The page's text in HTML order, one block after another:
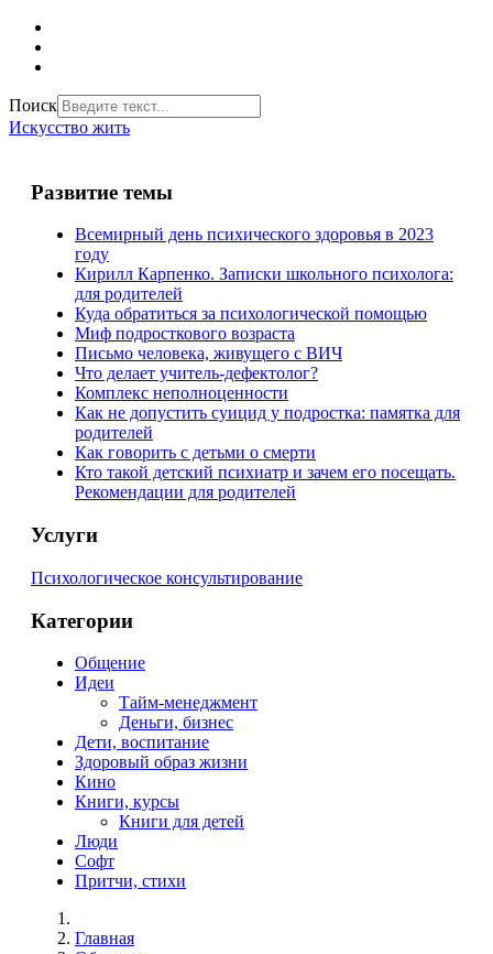
Поиск
Искусство жить
Развитие темы
Всемирный день психического здоровья в 2023
году
Кирилл Карпенко. Записки школьного психолога:
для родителей
Куда обратиться за психологической помощью
Миф подросткового возраста
Письмо человека, живущего с ВИЧ
Что делает учитель-дефектолог?
Комплекс неполноценности
Как не допустить суицид у подростка: памятка для
родителей
Как говорить с детьми о смерти
Кто такой детский психиатр и зачем его посещать.
Рекомендации для родителей
Услуги
Психологическое консультирование
Категории
Общение
Идеи
Тайм-менеджмент
Деньги, бизнес
Дети, воспитание
Здоровый образ жизни
Кино
Книги, курсы
Книги для детей
Люди
Софт
Притчи, стихи
Главная